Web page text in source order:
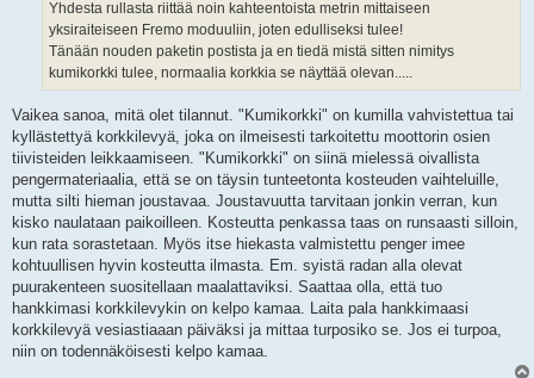
Yhdesta rullasta riittää noin kahteentoista metrin mittaiseen
yksiraiteiseen Fremo moduuliin, joten edulliseksi tulee!
Tänään nouden paketin postista ja en tiedä mistä sitten nimitys
kumikorkki tulee, normaalia korkkia se näyttää olevan.....
Vaikea sanoa, mitä olet tilannut. "Kumikorkki" on kumilla vahvistettua tai
kyllästettyä korkkilevyä, joka on ilmeisesti tarkoitettu moottorin osien
tiivisteiden leikkaamiseen. "Kumikorkki" on siinä mielessä oivallista
pengermateriaalia, että se on täysin tunteetonta kosteuden vaihteluille,
mutta silti hieman joustavaa. Joustavuutta tarvitaan jonkin verran, kun
kisko naulataan paikoilleen. Kosteutta penkassa taas on runsaasti silloin,
kun rata sorastetaan. Myös itse hiekasta valmistettu penger imee
kohtuullisen hyvin kosteutta ilmasta. Em. syistä radan alla olevat
puurakenteen suositellaan maalattaviksi. Saattaa olla, että tuo
hankkimasi korkkilevykin on kelpo kamaa. Laita pala hankkimaasi
korkkilevyä vesiastiaaan päiväksi ja mittaa turposiko se. Jos ei turpoa,
niin on todennäköisesti kelpo kamaa.